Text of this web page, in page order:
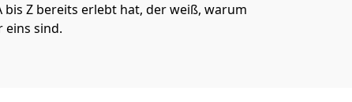
bis Z bereits erlebt hat, der weiß, warum
eins sind.